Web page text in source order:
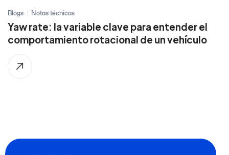
Blogs Notas técnicas
Yaw rate: la variable clave para entender el
comportamiento rotacional de un vehículo